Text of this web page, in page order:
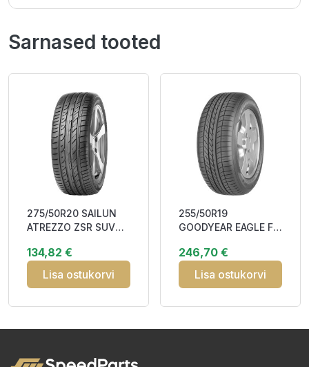
Sarnased tooted
275/50R20 SAILUN
ATREZZO ZSR SUV
134,82 €
Lisa ostukorvi
255/50R19
GOODYEAR EAGLE F1
107W XL RunFlat (*) F
246,70 €
Lisa ostukorvi